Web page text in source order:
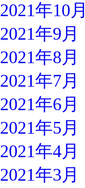
2021年10月
2021年9月
2021年8月
2021年7月
2021年6月
2021年5月
2021年4月
2021年3月